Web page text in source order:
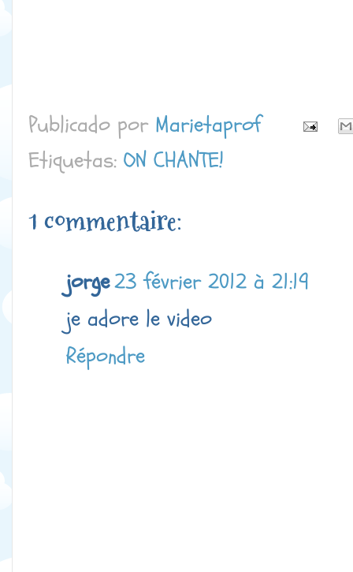
Publicado por Marietaprof
Etiquetas: ON CHANTE!
1 commentaire:
jorge23 février 2012 à 21:19
je adore le video
Répondre